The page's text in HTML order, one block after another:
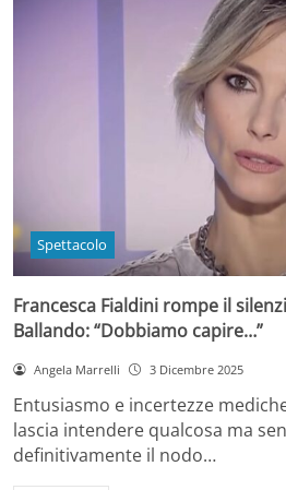
Spettacolo
Francesca Fialdini rompe il
Ballando: “Dobbiamo capire…”
Angela Marrelli 3 Dicembre 2025
Entusiasmo e incertezze
lascia intendere qualcosa ma
definitivamente il nodo…